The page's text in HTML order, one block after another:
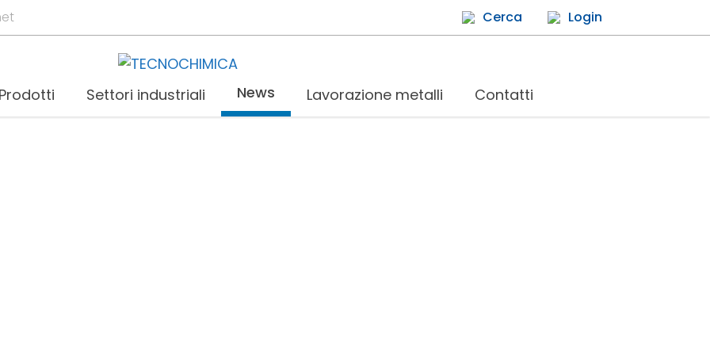
Cerca Login
Prodotti Settori industriali News Lavorazione metalli Contatti